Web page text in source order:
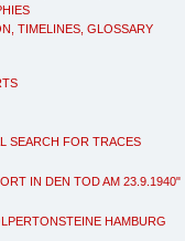
TIMELINES, GLOSSARY
SEARCH FOR TRACES
IN DEN TOD AM 23.9.1940"
HAMBURG